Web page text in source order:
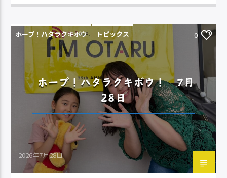
ホープ！ハタラクキボウ トピックス 0
ホープ！ハタラクキボウ！ 7月
28日
2026年7月28日